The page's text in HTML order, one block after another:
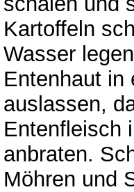
Kartoffeln
Wasser
Entenhaut in
auslassen,
Entenfleisch
anbraten.
Möhren und